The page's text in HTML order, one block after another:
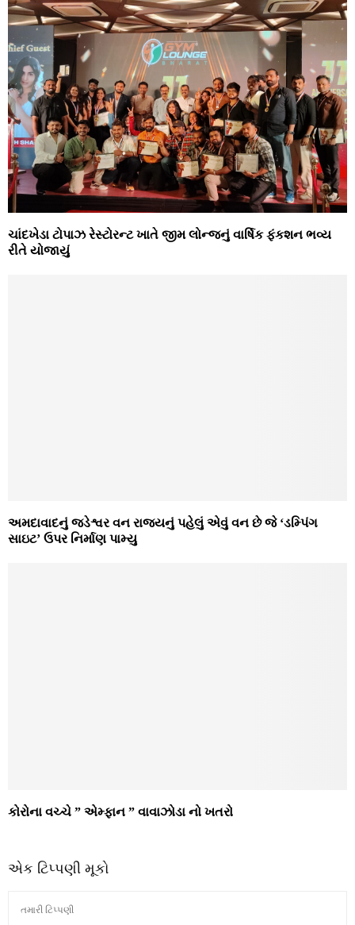
ચાંદખેડા ટોપાઝ રેસ્ટોરન્ટ ખાતે જીમ લોન્જનું વાર્ષિક ફંકશન ભવ્ય
રીતે યોજાયું
અમદાવાદનું જડેશ્વર વન રાજ્યનું પહેલું એવું વન છે જે ‘ડમ્પિંગ
સાઇટ’ ઉપર નિર્માણ પામ્યુ
કોરોના વચ્ચે ” એમ્ફાન ” વાવાઝોડા નો ખતરો
એક ટિપ્પણી મૂકો